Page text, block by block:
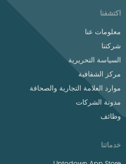
اكتشفنا
معلومات عنا
شركتنا
السياسة التحريرية
مركز الشفافية
موارد العلامة التجارية والصحافة
مدونة الشركات
وظائف
خدماتنا